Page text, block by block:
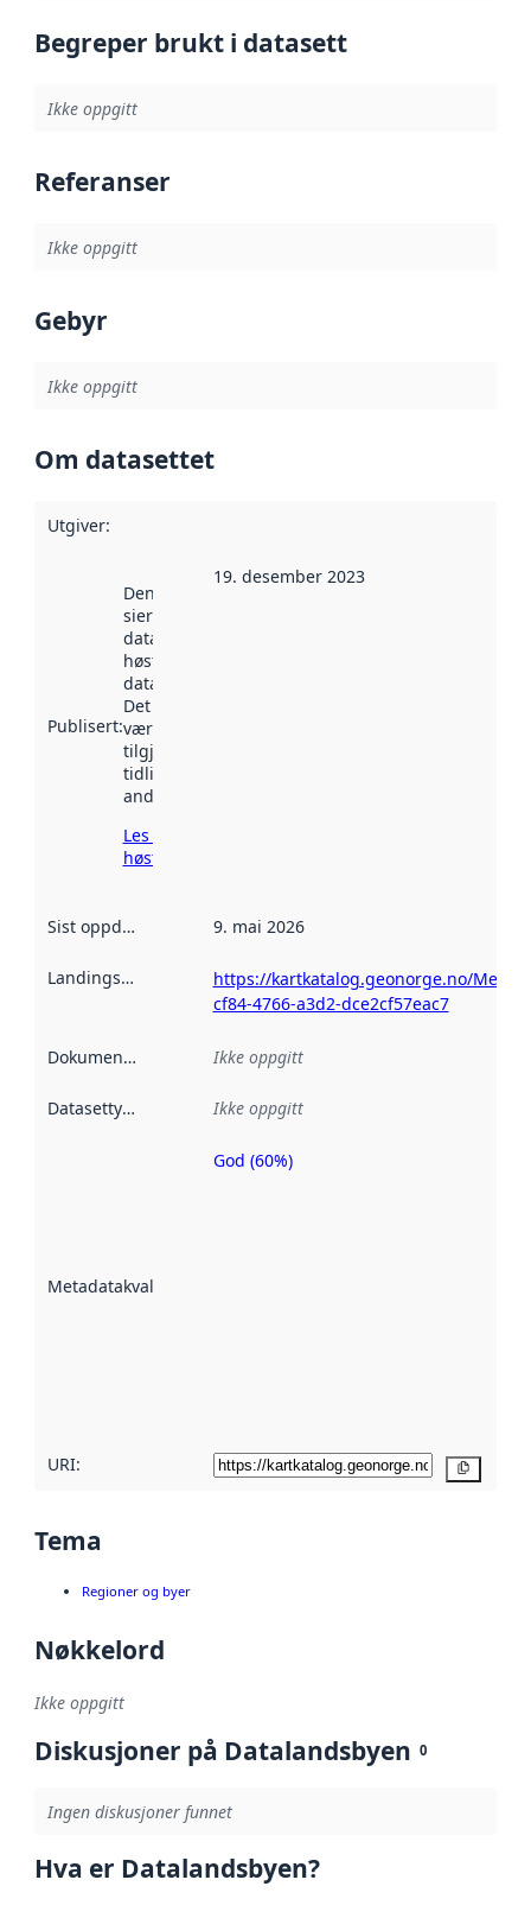
Begreper brukt i datasett
Ikke oppgitt
Referanser
Ikke oppgitt
Gebyr
Ikke oppgitt
Om datasettet
Utgiver:
Publisert:
Denne datoen
sier når
datasettet ble
høstet av
data.norge.no.
Det kan ha
vært
tilgjengelig
tidligere
andre steder.
Les mer om
høsting her
19. desember 2023
Sist oppdatert 9. mai 2026
Landingsside
https://kartkatalog.geonorge.no/
cf84-4766-a3d2-dce2cf57eac7
Dokumentasjon Ikke oppgitt
Datasettype Ikke oppgitt
Metadatakvalitet
Metadatakvalitet
God (60%)
URI:
Tema
Regioner og byer
Nøkkelord
Ikke oppgitt
Diskusjoner på Datalandsbyen 0
Ingen diskusjoner funnet
Hva er Datalandsbyen?